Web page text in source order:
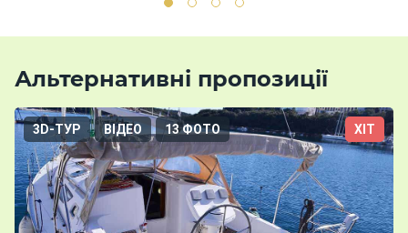
Альтернативні пропозиції
3D-ТУР ВІДЕО 13 ФОТО ХІТ